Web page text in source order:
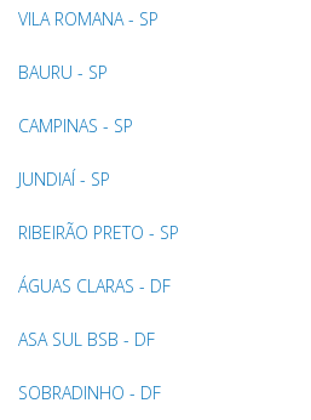
VILA ROMANA - SP
BAURU - SP
CAMPINAS - SP
JUNDIAÍ - SP
RIBEIRÃO PRETO - SP
ÁGUAS CLARAS - DF
ASA SUL BSB - DF
SOBRADINHO - DF